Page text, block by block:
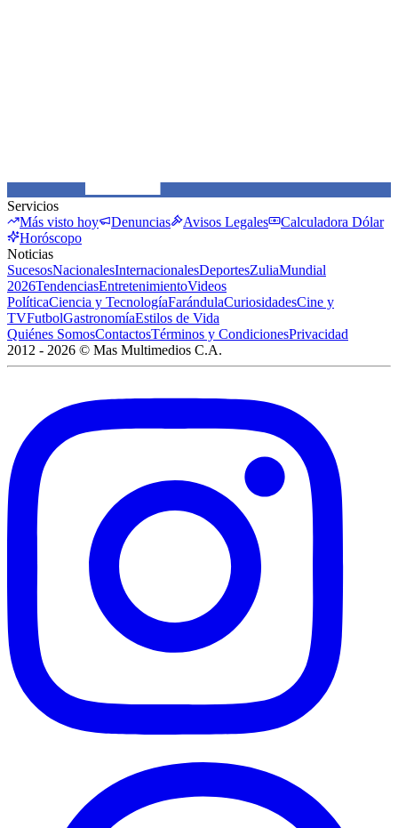
Servicios
Más visto hoy
Denuncias Avisos Legales
Calculadora Dólar
Horóscopo
Noticias
SucesosNacionalesInternacionalesDeportesZuliaMundial
2026TendenciasEntretenimientoVideos
PolíticaCiencia y TecnologíaFarándulaCuriosidadesCine y
TVFutbolGastronomíaEstilos de Vida
Quiénes SomosContactosTérminos y CondicionesPrivacidad
2012 - 2026 © Mas Multimedios C.A.